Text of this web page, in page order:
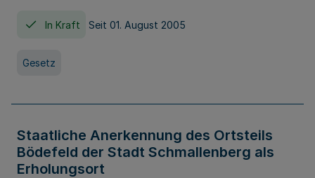
In Kraft Seit 01. August 2005
Gesetz
Staatliche Anerkennung des Ortsteils
Bödefeld der Stadt Schmallenberg als
Erholungsort